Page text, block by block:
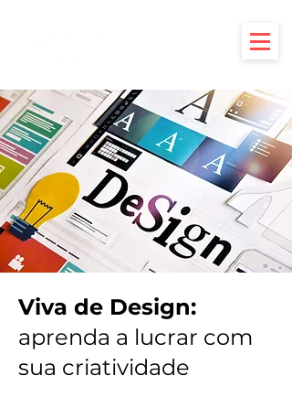
Viva de Design:
aprenda a lucrar com
sua criatividade